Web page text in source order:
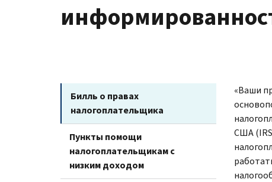
Билль о правах
налогоплательщика
Пункты помощи
налогоплательщикам с
низким доходом
«Ваши
США (IRS